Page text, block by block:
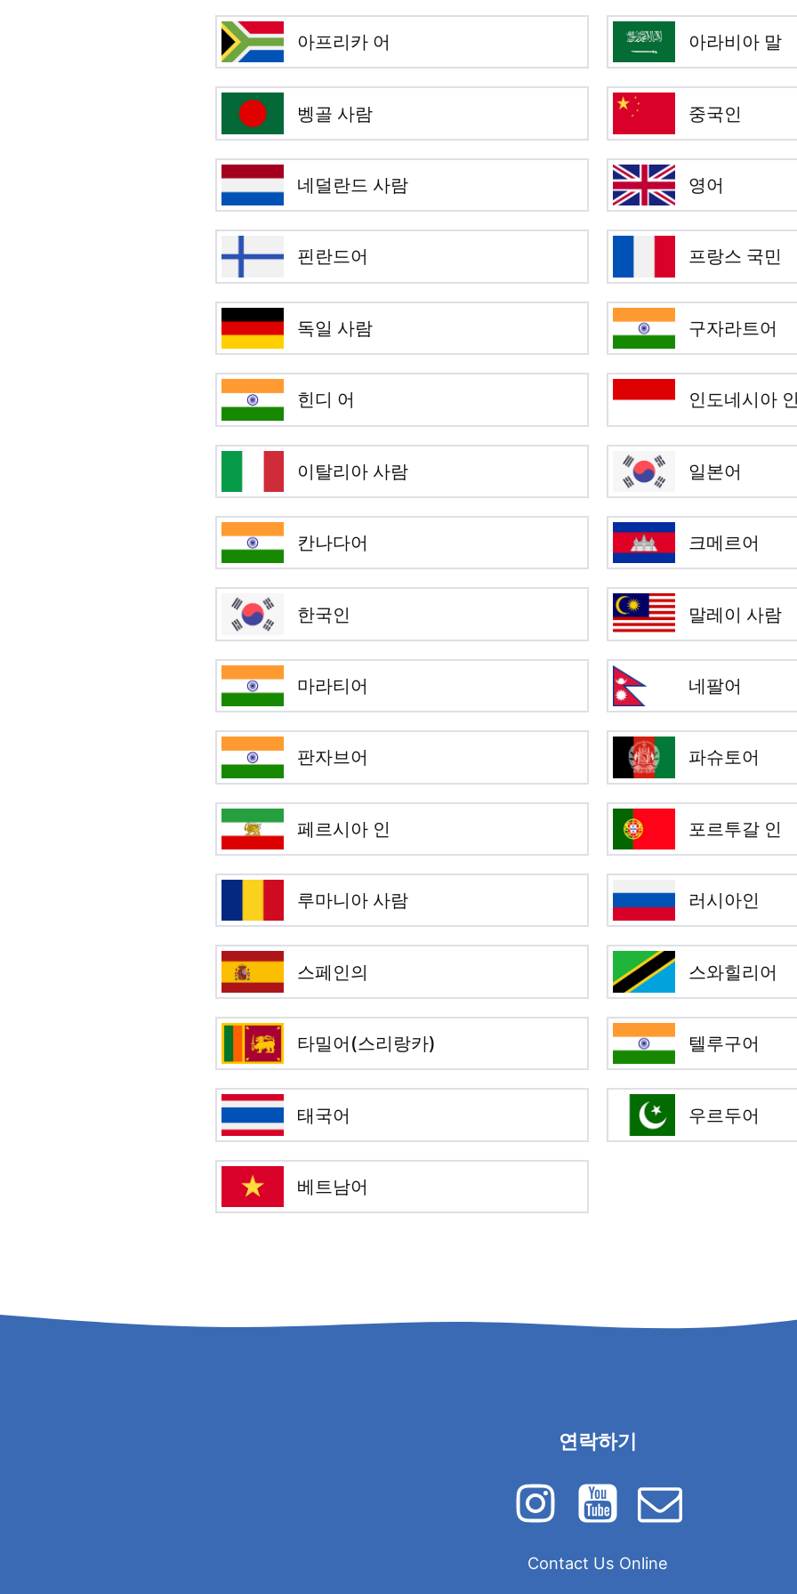
아프리카 어 아라비아 말
벵골 사람 중국인
네덜란드 사람 영어
핀란드어 프랑스 국민
독일 사람 구자라트어
힌디 어 인도네시아
이탈리아 사람 일본어
칸나다어 크메르어
한국인 말레이 사람
마라티어 네팔어
판자브어 파슈토어
페르시아 인 포르투갈 인
루마니아 사람 러시아인
스페인의 스와힐리어
타밀어(스리랑카) 텔루구어
태국어 우르두어
베트남어
연락하기
Contact Us Online